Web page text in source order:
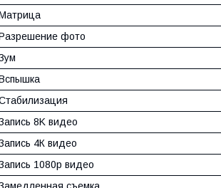
фото
8K видео
4К видео
1080p видео